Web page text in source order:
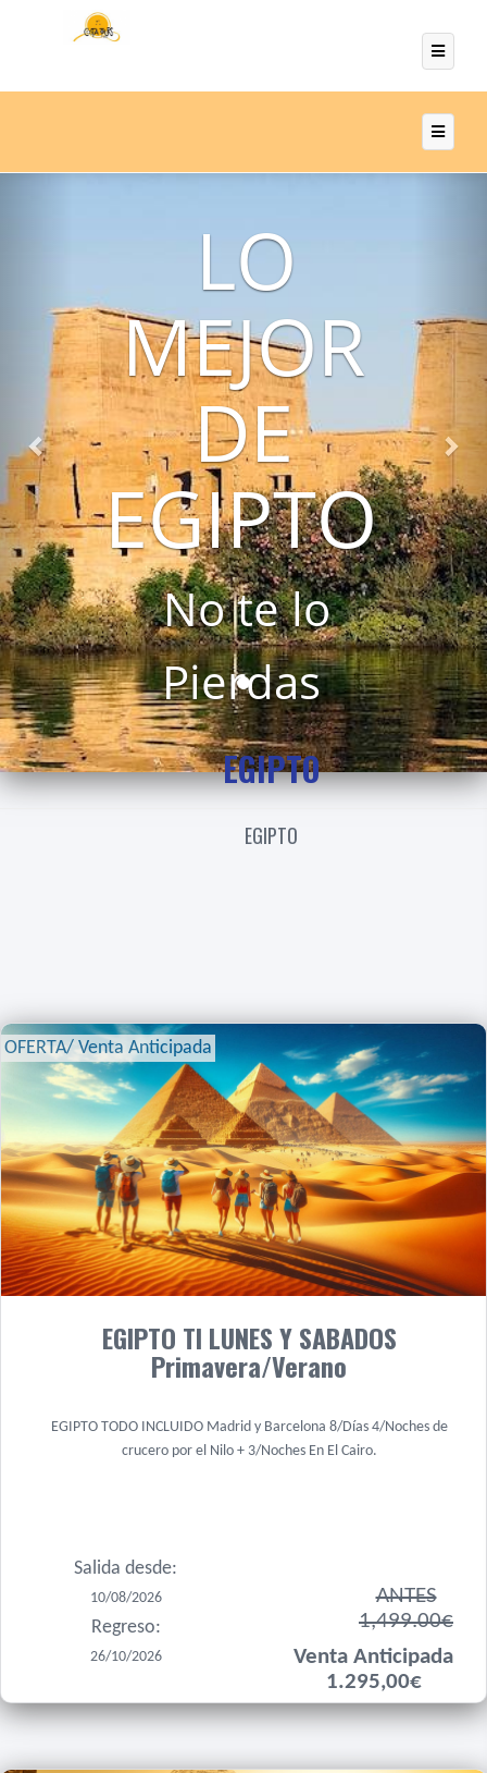
LO
MEJOR
DE
EGIPTO
No te lo
Pierdas
EGIPTO
EGIPTO
OFERTA/ Venta Anticipada
EGIPTO TI LUNES Y SABADOS
Primavera/Verano
EGIPTO TODO INCLUIDO Madrid y Barcelona 8/Días 4/Noches de
crucero por el Nilo + 3/Noches En El Cairo.
Salida desde:
10/08/2026
Regreso:
26/10/2026
ANTES
1,499.00€
Venta Anticipada
1.295,00€